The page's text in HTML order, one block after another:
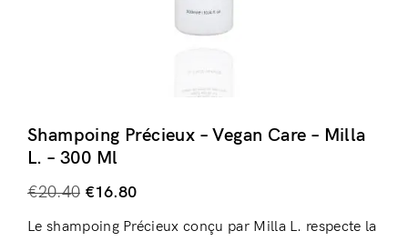
Shampoing Précieux – Vegan Care – Milla
L. – 300 Ml
€20.40 €16.80
Le shampoing Précieux conçu par Milla L. respecte la